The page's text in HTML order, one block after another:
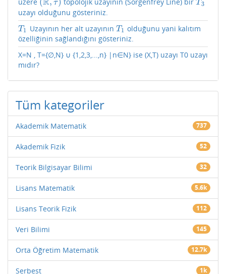
τ
(R,τ) T 3
T3
uzayı olduğunu gösteriniz.
T 1
T1 Uzayının her alt uzayının T 1
T1 olduğunu yani kalıtım
özelliğinin sağlandığını gösteriniz.
X=N , T={∅,N} ∪ {1,2,3,...,n} |n∈N} ise (X,T) uzayı T0 uzayı
mıdır?
Tüm kategoriler
Akademik Matematik 737
Akademik Fizik 52
Teorik Bilgisayar Bilimi 32
Lisans Matematik 5.6k
Lisans Teorik Fizik 112
Veri Bilimi 145
Orta Öğretim Matematik 12.7k
Serbest 1k